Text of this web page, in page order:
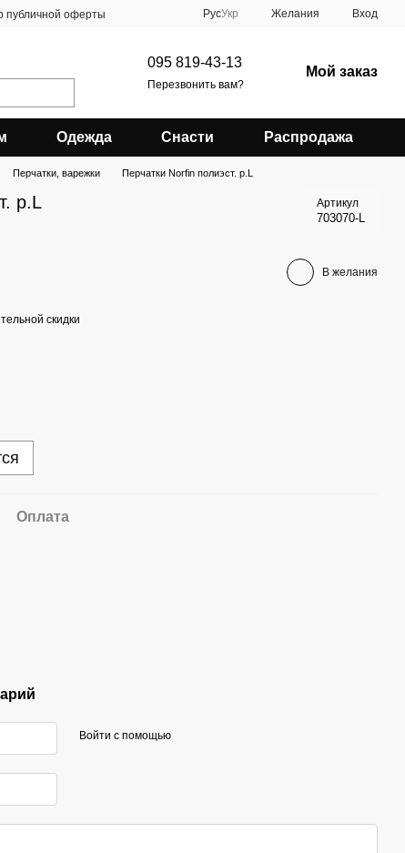
публичной оферты РусУкр Желания Вход
095 819-43-13
Перезвонить вам?
Мой заказ
Одежда Снасти Распродажа
Перчатки, варежки Перчатки Norfin полиэст. р.L
р.L Артикул
703070-L
В желания
скидки
Оплата
Войти с помощью